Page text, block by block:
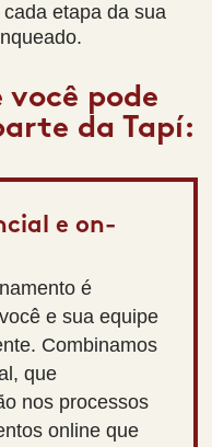
etapa da sua
você pode
da Tapí:
e on-
é
e sua equipe
Combinamos
que
nos processos
online que